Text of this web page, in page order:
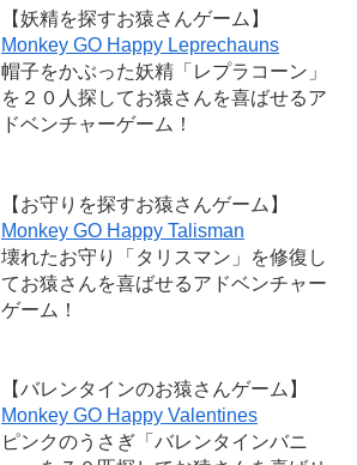
【妖精を探すお猿さんゲーム】
Monkey GO Happy Leprechauns
帽子をかぶった妖精「レプラコーン」
を２０人探してお猿さんを喜ばせるア
ドベンチャーゲーム！
【お守りを探すお猿さんゲーム】
Monkey GO Happy Talisman
壊れたお守り「タリスマン」を修復し
てお猿さんを喜ばせるアドベンチャー
ゲーム！
【バレンタインのお猿さんゲーム】
Monkey GO Happy Valentines
ピンクのうさぎ「バレンタインバニ